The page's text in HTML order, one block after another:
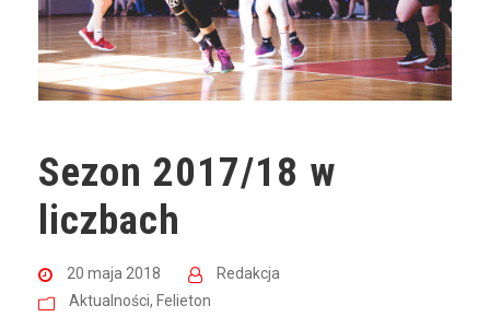
Sezon 2017/18 w
liczbach
20 maja 2018
Redakcja
Aktualności, Felieton